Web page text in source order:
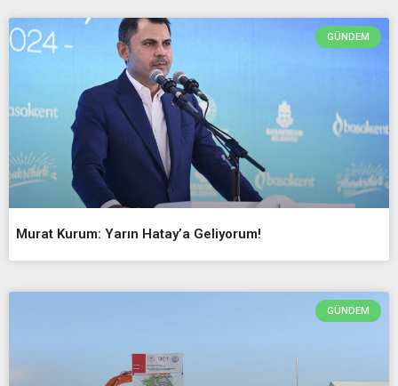
GÜNDEM
Murat Kurum: Yarın Hatay’a Geliyorum!
GÜNDEM